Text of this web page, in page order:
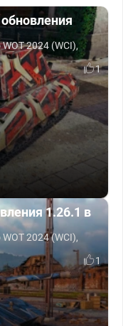
2024 (WCI),
1
1.26.1 в
2024 (WCI),
1